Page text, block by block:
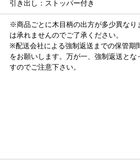
引き出し：ストッパー付き
※商品ごとに木目柄の出方が多少異なり
は承れませんのでご了承ください。
※配送会社による強制返送までの保管期
をお願いします。万が一、強制返送と
すのでご注意下さい。